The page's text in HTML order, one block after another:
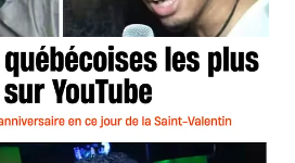
visiblement sous l’effet
de façon très confiante aux
demoiselle qui le passe en
dure qu’une minute, mais ce
qu’il prononce lors de
le Web, « Tequila,
d’niaiser ».